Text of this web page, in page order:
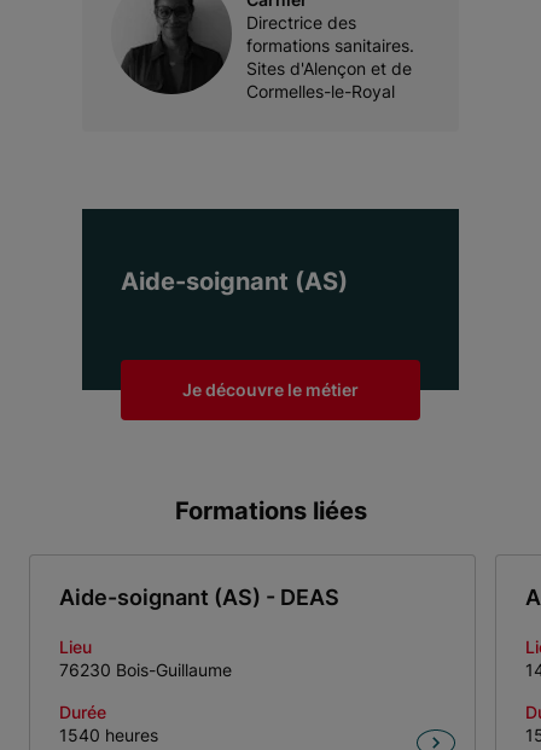
Directrice des
formations sanitaires.
Sites d'Alençon et de
Cormelles-le-Royal
Aide-soignant (AS)
Je découvre le métier
Formations liées
Aide-soignant (AS) - DEAS
Lieu
76230 Bois-Guillaume
Durée
1540 heures